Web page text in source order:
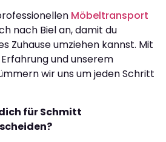
Möbeltransport
nach Biel an, damit du
Zuhause umziehen kannst. Mit
und unserem
wir uns um jeden Schritt
für Schmitt